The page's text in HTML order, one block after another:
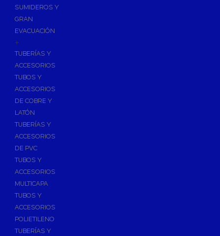
SUMIDEROS Y
GRAN
EVACUACIÓN
+
TUBERÍAS Y
ACCESORIOS
TUBOS Y
ACCESORIOS
DE COBRE Y
LATÓN
TUBERÍAS Y
ACCESORIOS
DE PVC
TUBOS Y
ACCESORIOS
MULTICAPA
TUBOS Y
ACCESORIOS
POLIETILENO
TUBERÍAS Y